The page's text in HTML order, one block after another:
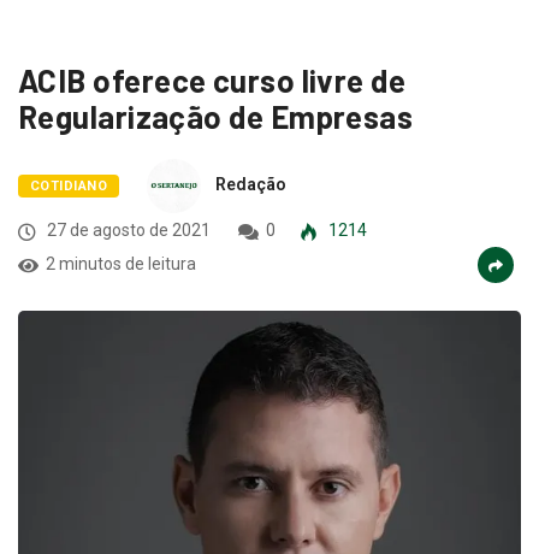
ACIB oferece curso livre de
Regularização de Empresas
COTIDIANO Redação
27 de agosto de 2021 0
1214
2 minutos de leitura